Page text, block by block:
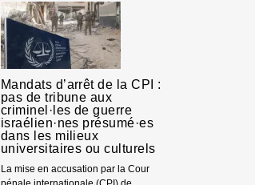
Mandats d’arrêt de la CPI :
pas de tribune aux
criminel·les de guerre
israélien·nes présumé·es
dans les milieux
universitaires ou culturels
La mise en accusation par la Cour